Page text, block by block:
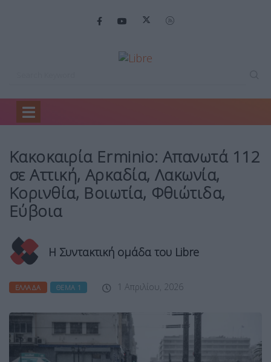
Home
Κακοκαιρία Erminio: Απανωτά 112
σε Αττική, Αρκαδία, Λακωνία,
Κορινθία, Βοιωτία, Φθιώτιδα,
Εύβοια
Η Συντακτική ομάδα του Libre
ΕΛΛΆΔΑ ΘΈΜΑ 1 1 Απριλίου, 2026